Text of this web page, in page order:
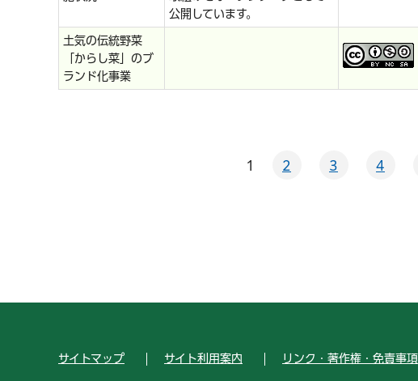
公開しています。
土気の伝統野菜
「からし菜」のブ
ランド化事業
1 2 3 4
サイトマップ サイト利用案内 リンク・著作権・免責事項